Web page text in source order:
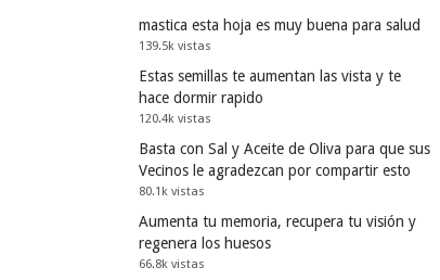
mastica esta hoja es muy buena para salud
139.5k vistas
Estas semillas te aumentan las vista y te
hace dormir rapido
120.4k vistas
Basta con Sal y Aceite de Oliva para que sus
Vecinos le agradezcan por compartir esto
80.1k vistas
Aumenta tu memoria, recupera tu visión y
regenera los huesos
66.8k vistas